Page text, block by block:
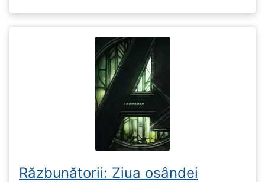
Răzbunătorii: Ziua osândei